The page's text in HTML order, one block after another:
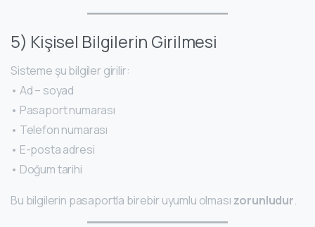
5) Kişisel Bilgilerin Girilmesi
Sisteme şu bilgiler girilir:
• Ad – soyad
• Pasaport numarası
• Telefon numarası
• E-posta adresi
• Doğum tarihi
Bu bilgilerin pasaportla birebir uyumlu olmasızorunludur.